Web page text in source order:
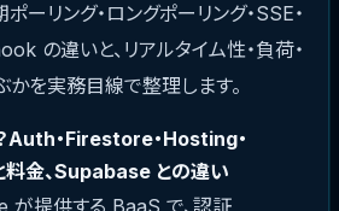
ーリング・ロングポーリング・SSE・
の違いと、リアルタイム性・負荷・
かを実務目線で整理します。
Auth・Firestore・Hosting・
金、Supabase との違い